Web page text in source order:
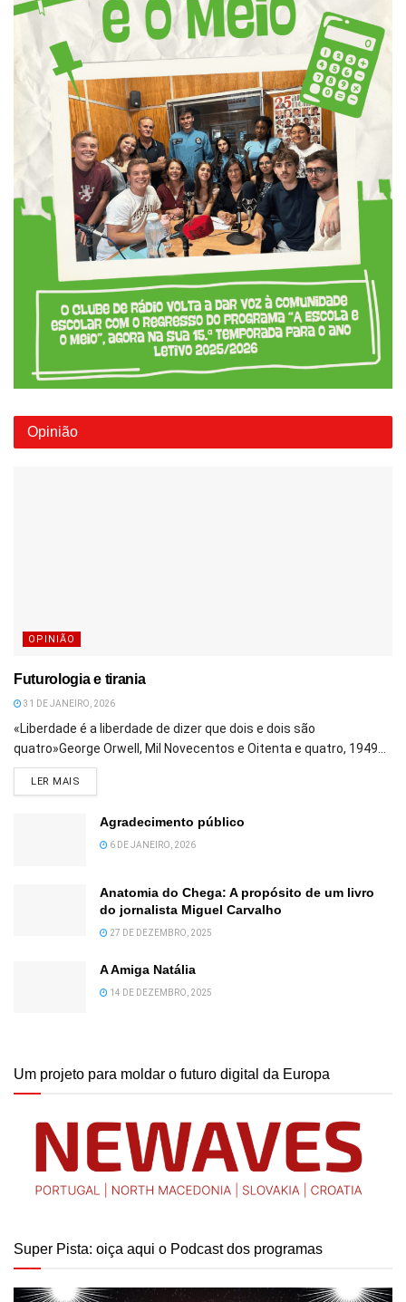
Opinião
OPINIÃO
Futurologia e tirania
31 DE JANEIRO, 2026
«Liberdade é a liberdade de dizer que dois e dois são
quatro»George Orwell, Mil Novecentos e Oitenta e quatro, 1949...
LER MAIS
Agradecimento público
6 DE JANEIRO, 2026
Anatomia do Chega: A propósito de um livro
do jornalista Miguel Carvalho
27 DE DEZEMBRO, 2025
A Amiga Natália
14 DE DEZEMBRO, 2025
Um projeto para moldar o futuro digital da Europa
Super Pista: oiça aqui o Podcast dos programas